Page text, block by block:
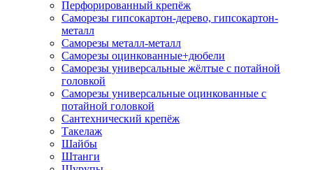
Перфорированный крепёж
Саморезы гипсокартон-дерево, гипсокартон-
металл
Саморезы металл-металл
Саморезы оцинкованные+дюбели
Саморезы универсальные жёлтые с потайной
головкой
Саморезы универсальные оцинкованные с
потайной головкой
Сантехнический крепёж
Такелаж
Шайбы
Штанги